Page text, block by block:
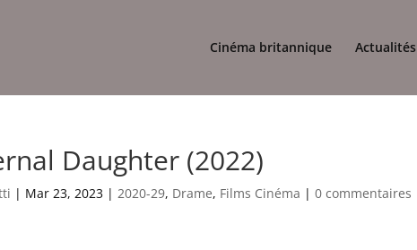
Cinéma britannique Actualités
Daughter (2022)
| Mar 23, 2023 |2020-29, Drame, Films Cinéma |0 commentaires